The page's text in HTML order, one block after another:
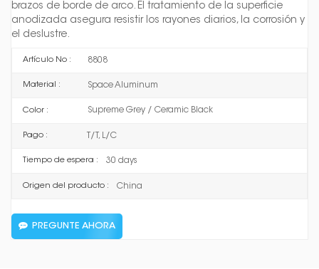
brazos de borde de arco. El tratamiento de la superficie
anodizada asegura resistir los rayones diarios, la corrosión y
el deslustre.
Artículo No : 8808
Material : Space Aluminum
Color : Supreme Grey / Ceramic Black
Pago : T/T, L/C
Tiempo de espera : 30 days
Origen del producto : China
PREGUNTE AHORA